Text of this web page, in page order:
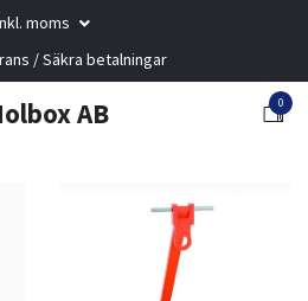
moms
/ Säkra betalningar
AB 0